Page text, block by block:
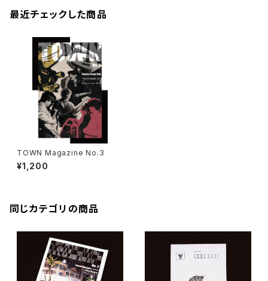
最近チェックした商品
TOWN Magazine No.3
¥1,200
同じカテゴリの商品